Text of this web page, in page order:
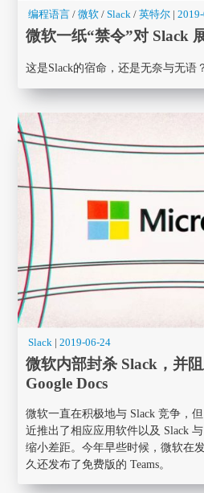
编程语言 / 微软 / Slack / 英特尔 |
微软一纸“禁令”对 Slack
这是Slack的宿命，还是无奈与无语
Slack |2019-06-24
微软内部封杀 Slack，并
Google Docs
微软一直在积极地与 Slack 竞争，
近推出了相应应用软件以及 Slack
缩小差距。今年早些时候，微软在
久还发布了免费版的 Teams。